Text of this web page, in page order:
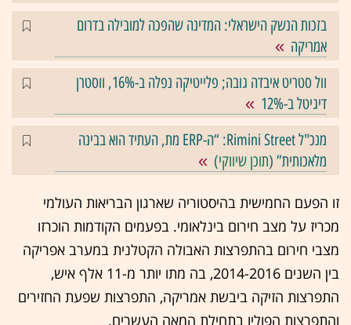
בזכות הנשק הישראלי: המדינה שהפכה למובילה בדרום
אמריקה
וול סטריט איבדה גובה; פלייטיקה נפלה ב-16%, ווסטרן
דיגיטל ב-12%
מנכ"ל Rimini Street: “ה-ERP מת, העתיד הוא בבינה
מלאכותית” (תוכן שיווקי)
זו הפעם החמישית בהיסטוריה שארגון הבריאות העולמי
מכריז על מצב חירום בינלאומי. בפעמים הקודמות הוכרזו
מצבי חירום בהתפרצות האבולה הקטלנית במערב אפריקה
בין השנים 2014-2016, בה מתו יותר מ-11 אלף איש,
התפרצות הזיקה ביבשת אמריקה, התפרצות שפעת החזירים
והתפרצות הפוליו בתחילת המאה העשרים.